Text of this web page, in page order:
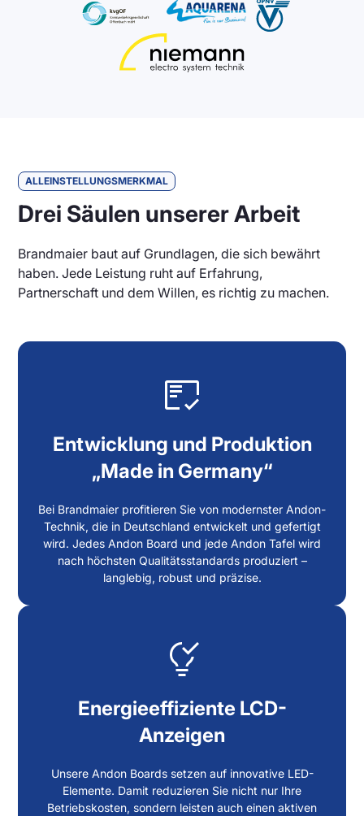
ALLEINSTELLUNGSMERKMAL
Drei Säulen unserer Arbeit
Brandmaier baut auf Grundlagen, die sich bewährt
haben. Jede Leistung ruht auf Erfahrung,
Partnerschaft und dem Willen, es richtig zu machen.
Entwicklung und Produktion
„Made in Germany“
Bei Brandmaier profitieren Sie von modernster Andon-
Technik, die in Deutschland entwickelt und gefertigt
wird. Jedes Andon Board und jede Andon Tafel wird
nach höchsten Qualitätsstandards produziert –
langlebig, robust und präzise.
Energieeffiziente LCD-
Anzeigen
Unsere Andon Boards setzen auf innovative LED-
Elemente. Damit reduzieren Sie nicht nur Ihre
Betriebskosten, sondern leisten auch einen aktiven